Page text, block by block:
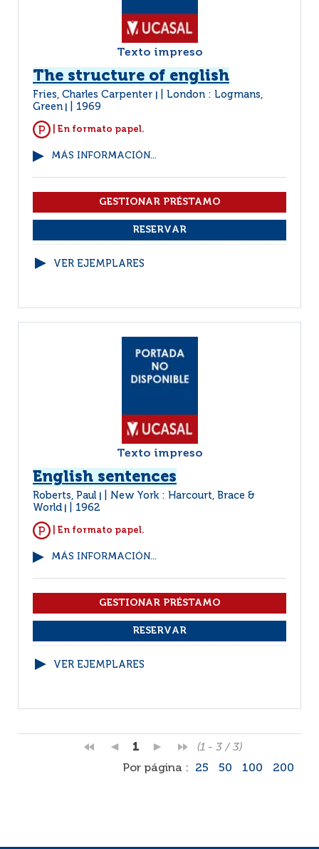
Texto impreso
The structure of english
Fries, Charles Carpenter
London : Logmans,
Green
1969
| En formato papel.
MÁS INFORMACIÓN...
VER EJEMPLARES
Texto impreso
English sentences
Roberts, Paul
New York : Harcourt, Brace &
World
1962
| En formato papel.
MÁS INFORMACIÓN...
VER EJEMPLARES
1
(1 - 3 / 3)
Por página :
25 50 100 200